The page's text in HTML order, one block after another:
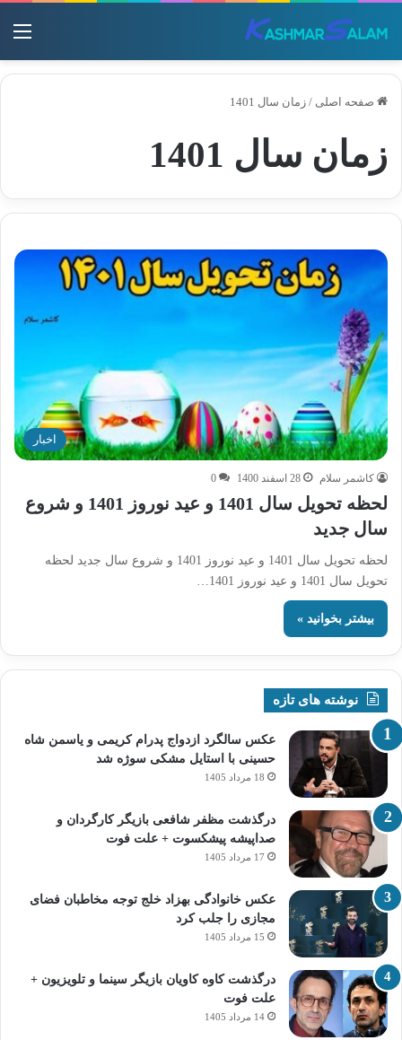
صفحه اصلی / زمان سال 1401
زمان سال 1401
اخبار
کاشمر سلام 28 اسفند 1400 0
لحظه تحویل سال 1401 و عید نوروز 1401 و شروع
سال جدید
لحظه تحویل سال 1401 و عید نوروز 1401 و شروع سال جدید لحظه
تحویل سال 1401 و عید نوروز 1401…
بیشتر بخوانید »
نوشته های تازه
عکس سالگرد ازدواج پدرام کریمی و یاسمن شاه‌
حسینی با استایل مشکی سوژه شد
18 مرداد 1405
درگذشت مظفر شافعی بازیگر کارگردان و
صداپیشه پیشکسوت + علت فوت
17 مرداد 1405
عکس خانوادگی بهزاد خلج توجه مخاطبان فضای
مجازی را جلب کرد
15 مرداد 1405
درگذشت کاوه کاویان بازیگر سینما و تلویزیون +
علت فوت
14 مرداد 1405